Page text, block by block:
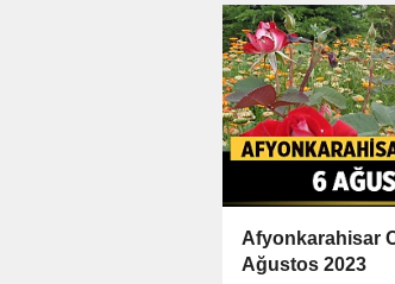
Afyonkarahisar
Ağustos 2023